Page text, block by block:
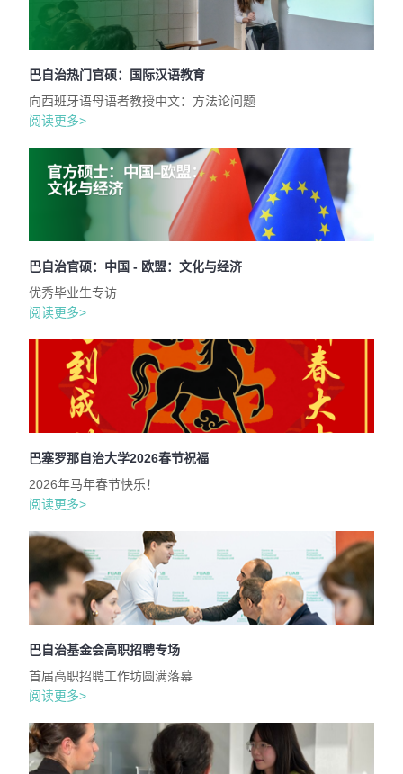
巴自治热门官硕：国际汉语教育
向西班牙语母语者教授中文：方法论问题
阅读更多>
巴自治官硕：中国 - 欧盟：文化与经济
优秀毕业生专访
阅读更多>
巴塞罗那自治大学2026春节祝福
2026年马年春节快乐！
阅读更多>
巴自治基金会高职招聘专场
首届高职招聘工作坊圆满落幕
阅读更多>